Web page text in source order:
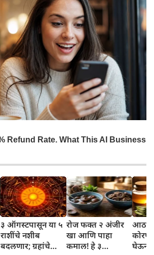
३ ऑगस्टपासून या ५
राशींचे नशीब
बदलणार; ग्रहांचे
रोज फक्त २ अंजीर
खा आणि पाहा
कमाल! हे ३
घेऊन